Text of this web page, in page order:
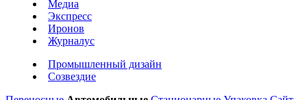
Медиа
Экспресс
Иронов
Журналус
Промышленный дизайн
Созвездие